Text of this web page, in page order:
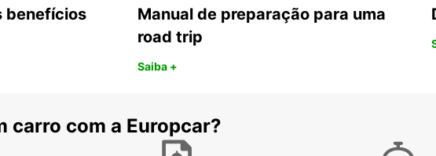
benefícios
Manual de preparação para uma
road trip
Saiba +
carro com a Europcar?